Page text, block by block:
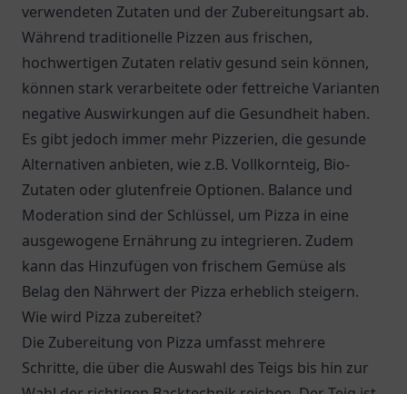
verwendeten Zutaten und der Zubereitungsart ab.
Während traditionelle Pizzen aus frischen,
hochwertigen Zutaten relativ gesund sein können,
können stark verarbeitete oder fettreiche Varianten
negative Auswirkungen auf die Gesundheit haben.
Es gibt jedoch immer mehr Pizzerien, die gesunde
Alternativen anbieten, wie z.B. Vollkornteig, Bio-
Zutaten oder glutenfreie Optionen. Balance und
Moderation sind der Schlüssel, um Pizza in eine
ausgewogene Ernährung zu integrieren. Zudem
kann das Hinzufügen von frischem Gemüse als
Belag den Nährwert der Pizza erheblich steigern.
Wie wird Pizza zubereitet?
Die Zubereitung von Pizza umfasst mehrere
Schritte, die über die Auswahl des Teigs bis hin zur